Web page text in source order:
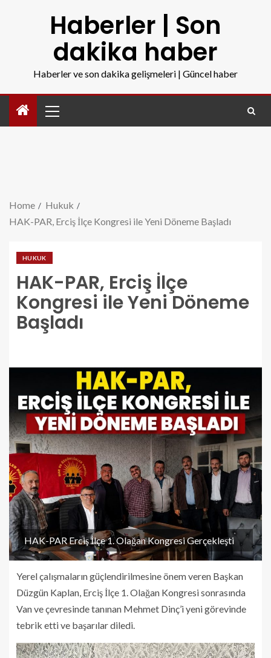
Haberler | Son
dakika haber
Haberler ve son dakika gelişmeleri | Güncel haber
Home
Hukuk
HAK-PAR, Erciş İlçe Kongresi ile Yeni Döneme Başladı
HUKUK
HAK-PAR, Erciş İlçe
Kongresi ile Yeni Döneme
Başladı
HAK-PAR Erciş İlçe 1. Olağan Kongresi Gerçekleşti
Yerel çalışmaların güçlendirilmesine önem veren Başkan
Düzgün Kaplan, Erciş İlçe 1. Olağan Kongresi sonrasında
Van ve çevresinde tanınan Mehmet Dinç’i yeni görevinde
tebrik etti ve başarılar diledi.